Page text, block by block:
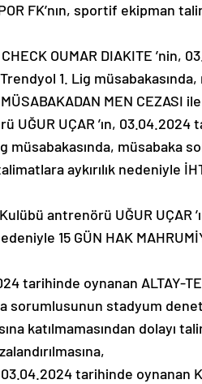
FK’nın, sportif ekipman
OUMAR DIAKITE ’nin,
Trendyol 1. Lig
MEN CEZASI ile
UĞUR UÇAR ’ın, 03.04.2024
müsabakasında, müsabaka
aykırılık nedeniyle
antrenörü UĞUR UÇAR
15 GÜN HAK
tarihinde oynanan ALTAY-
sorumlusunun stadyum
katılmamasından dolayı
tarihinde oynanan